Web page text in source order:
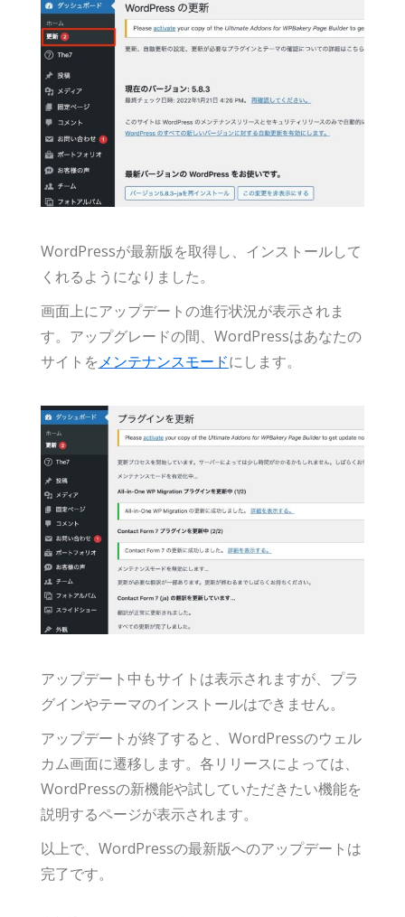
WordPressが最新版を取得し、インストールして
くれるようになりました。
画面上にアップデートの進行状況が表示されま
す。アップグレードの間、WordPressはあなたの
サイトをメンテナンスモードにします。
アップデート中もサイトは表示されますが、プラ
グインやテーマのインストールはできません。
アップデートが終了すると、WordPressのウェル
カム画面に遷移します。各リリースによっては、
WordPressの新機能や試していただきたい機能を
説明するページが表示されます。
以上で、WordPressの最新版へのアップデートは
完了です。